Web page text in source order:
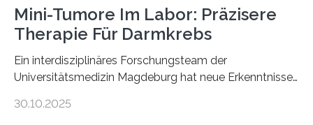
Mini-Tumore Im Labor: Präzisere
Therapie Für Darmkrebs
Ein interdisziplinäres Forschungsteam der
Universitätsmedizin Magdeburg hat neue Erkenntnisse
behandelt werden kann. In ihrer aktuellen Studie,
30.10.2025